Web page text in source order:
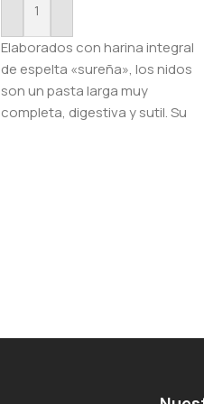
Añadir Al Carrito
Elaborados con harina integral
de espelta «sureña», los nidos
son un pasta larga muy
completa, digestiva y sutil. Su